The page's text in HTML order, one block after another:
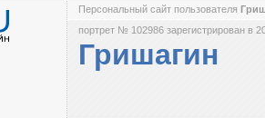
Персональный сайт пользователя
портрет № 102986 зарегистрирован в
Гришагин